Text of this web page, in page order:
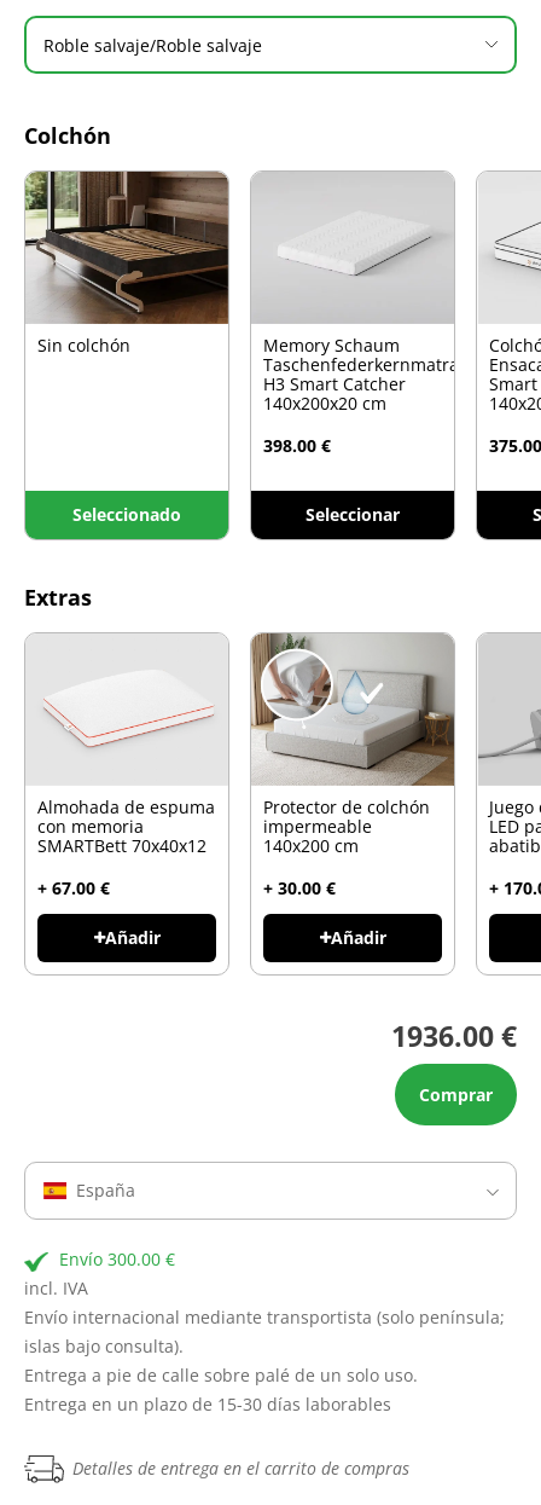
1936.00 €
Comprar
Roble salvaje/Roble salvaje
Colchón
Sin colchón
Seleccionado
Memory Schaum
Taschenfederkernmatratze
H3 Smart Catcher
140x200x20 cm
398.00 €
Seleccionar
Extras
Almohada de espuma
con memoria
SMARTBett 70x40x12
+ 67.00 €
Añadir
Protector de colchón
impermeable
140x200 cm
+ 30.00 €
Añadir
LED
+
España
Envío 300.00 €
incl. IVA
Envío internacional mediante transportista (solo península;
islas bajo consulta).
Entrega a pie de calle sobre palé de un solo uso.
Entrega en un plazo de 15-30 días laborables
Detalles de entrega en el carrito de compras